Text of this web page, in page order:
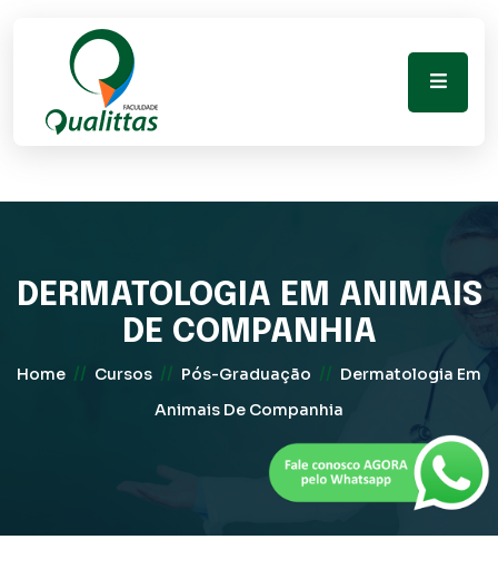
DERMATOLOGIA EM ANIMAIS
DE COMPANHIA
Home // Cursos // Pós-Graduação // Dermatologia Em
Animais De Companhia